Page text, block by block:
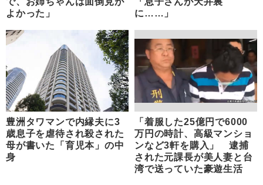
よかった」
に……」
豊洲タワマンで内縁夫に3
歳息子を虐待され殺された
母が書いた「育児本」の中
身
「着服した25億円で6000
万円の時計、高級マンショ
ンなど3軒を購入」 逮捕
された元課長が美人妻と台
湾で送っていた豪遊生活